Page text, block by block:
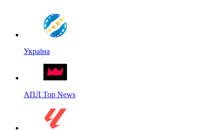
Україна
АПЛ Top News